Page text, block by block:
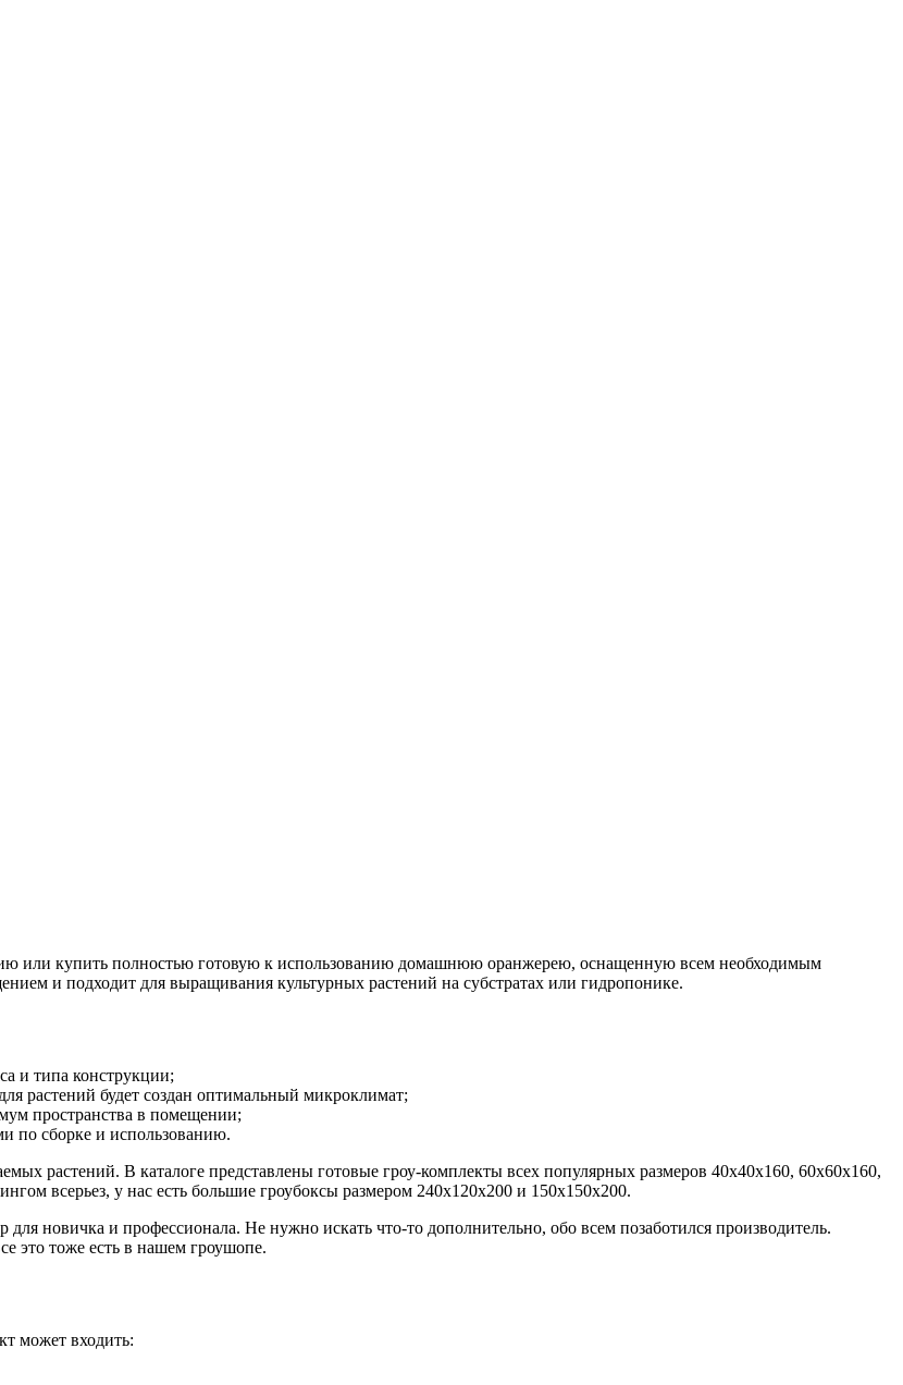
или купить полностью готовую к использованию домашнюю оранжерею, оснащенную всем необходимым
и подходит для выращивания культурных растений на субстратах или гидропонике.
и типа конструкции;
растений будет создан оптимальный микроклимат;
пространства в помещении;
по сборке и использованию.
растений. В каталоге представлены готовые гроу-комплекты всех популярных размеров 40х40х160, 60х60х160,
всерьез, у нас есть большие гроубоксы размером 240х120х200 и 150х150х200.
новичка и профессионала. Не нужно искать что-то дополнительно, обо всем позаботился производитель.
это тоже есть в нашем гроушопе.
может входить: